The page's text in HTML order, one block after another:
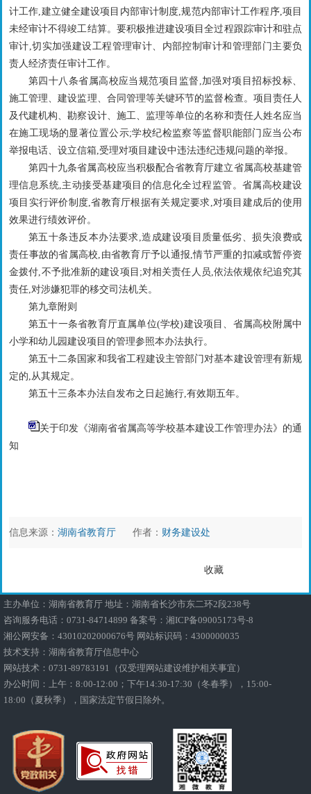
计工作,建立健全建设项目内部审计制度,规范内部审计工作程序,项目
未经审计不得竣工结算。要积极推进建设项目全过程跟踪审计和驻点
审计,切实加强建设工程管理审计、内部控制审计和管理部门主要负
责人经济责任审计工作。
第四十八条省属高校应当规范项目监督,加强对项目招标投标、
施工管理、建设监理、合同管理等关键环节的监督检查。项目责任人
及代建机构、勘察设计、施工、监理等单位的名称和责任人姓名应当
在施工现场的显著位置公示;学校纪检监察等监督职能部门应当公布
举报电话、设立信箱,受理对项目建设中违法违纪违规问题的举报。
第四十九条省属高校应当积极配合省教育厅建立省属高校基建管
理信息系统,主动接受基建项目的信息化全过程监管。省属高校建设
项目实行评价制度,省教育厅根据有关规定要求,对项目建成后的使用
效果进行绩效评价。
第五十条违反本办法要求,造成建设项目质量低劣、损失浪费或
责任事故的省属高校,由省教育厅予以通报,情节严重的扣减或暂停资
金拨付,不予批准新的建设项目;对相关责任人员,依法依规依纪追究其
责任,对涉嫌犯罪的移交司法机关。
第九章附则
第五十一条省教育厅直属单位(学校)建设项目、省属高校附属中
小学和幼儿园建设项目的管理参照本办法执行。
第五十二条国家和我省工程建设主管部门对基本建设管理有新规
定的,从其规定。
第五十三条本办法自发布之日起施行,有效期五年。
关于印发《湖南省省属高等学校基本建设工作管理办法》的通
知
信息来源： 湖南省教育厅 作者： 财务建设处
收藏
主办单位：湖南省教育厅 地址：湖南省长沙市东二环2段238号
咨询服务电话：0731-84714899 备案号： 湘ICP备09005173号-8
湘公网安备：43010202000676号 网站标识码：4300000035
技术支持：湖南省教育厅信息中心
网站技术：0731-89783191（仅受理网站建设维护相关事宜）
办公时间：上午：8:00-12:00；下午14:30-17:30（冬春季），15:00-
18:00（夏秋季），国家法定节假日除外。